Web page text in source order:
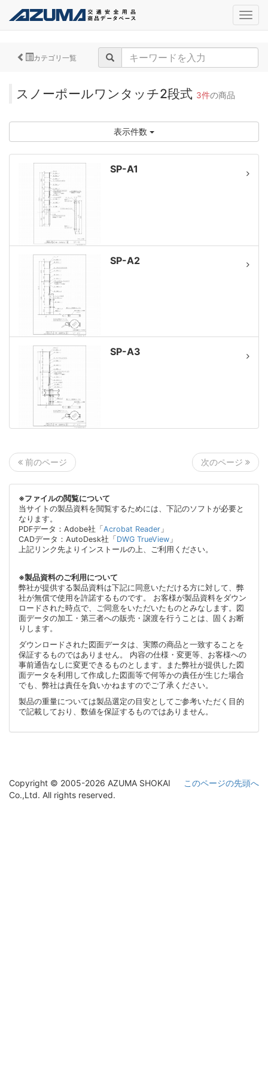
カテゴリ一覧
スノーポールワンタッチ2段式 3件の商品
表示件数
SP-A1
SP-A2
SP-A3
前のページ 次のページ
※ファイルの閲覧について
当サイトの製品資料を閲覧するためには、下記のソフトが必要と
なります。
PDFデータ：Adobe社「Acrobat Reader 」
CADデータ：AutoDesk社「DWG TrueView 」
上記リンク先よりインストールの上、ご利用ください。
※製品資料のご利用について
弊社が提供する製品資料は下記に同意いただける方に対して、弊
社が無償で使用を許諾するものです。 お客様が製品資料をダウン
ロードされた時点で、ご同意をいただいたものとみなします。図
面データの加工・第三者への販売・譲渡を行うことは、固くお断
りします。
ダウンロードされた図面データは、実際の商品と一致することを
保証するものではありません。 内容の仕様・変更等、お客様への
事前通告なしに変更できるものとします。また弊社が提供した図
面データを利用して作成した図面等で何等かの責任が生じた場合
でも、弊社は責任を負いかねますのでご了承ください。
製品の重量については製品選定の目安としてご参考いただく目的
で記載しており、数値を保証するものではありません。
このページの先頭へ
Copyright © 2005-2026 AZUMA SHOKAI
Co.,Ltd. All rights reserved.